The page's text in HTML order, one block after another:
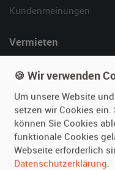
Kundenmeinungen
Vermieten
Fotos senden
Fragen für Vermieter
Inserat verwalten
SPECIAL
Berühmte Filmautos –
🍪 Wir verwenden
Um unsere Website
setzen wir Cookies
können Sie Cookies
funktionale Cookies
Webseite erforderlich
Datenschutzerklärung.